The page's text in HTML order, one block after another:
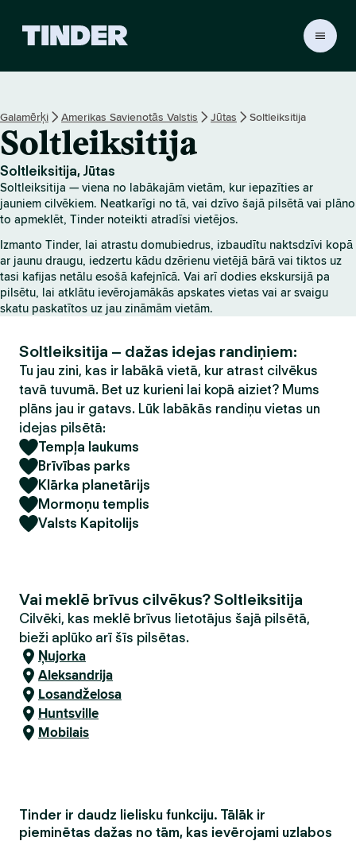
r
s
ā
u
m
l
p
a
Galamērķi Amerikas Savienotās Valstis Jūtas Soltleiksitija
Soltleiksitija
Soltleiksitija, Jūtas
Soltleiksitija — viena no labākajām vietām, kur iepazīties ar
jauniem cilvēkiem. Neatkarīgi no tā, vai dzīvo šajā pilsētā vai plāno
to apmeklēt, Tinder noteikti atradīsi vietējos.
Izmanto Tinder, lai atrastu domubiedrus, izbaudītu naktsdzīvi kopā
ar jaunu draugu, iedzertu kādu dzērienu vietējā bārā vai tiktos uz
tasi kafijas netālu esošā kafejnīcā. Vai arī dodies ekskursijā pa
pilsētu, lai atklātu ievērojamākās apskates vietas vai ar svaigu
skatu paskatītos uz jau zināmām vietām.
Soltleiksitija – dažas idejas randiņiem:
Tu jau zini, kas ir labākā vietā, kur atrast cilvēkus
tavā tuvumā. Bet uz kurieni lai kopā aiziet? Mums
plāns jau ir gatavs. Lūk labākās randiņu vietas un
idejas pilsētā:
Tempļa laukums
Brīvības parks
Klārka planetārijs
Mormoņu templis
Valsts Kapitolijs
Vai meklē brīvus cilvēkus? Soltleiksitija
Cilvēki, kas meklē brīvus lietotājus šajā pilsētā,
bieži aplūko arī šīs pilsētas.
Ņujorka
Aleksandrija
Losandželosa
Huntsville
Mobilais
Tinder ir daudz lielisku funkciju. Tālāk ir
pieminētas dažas no tām, kas ievērojami uzlabos